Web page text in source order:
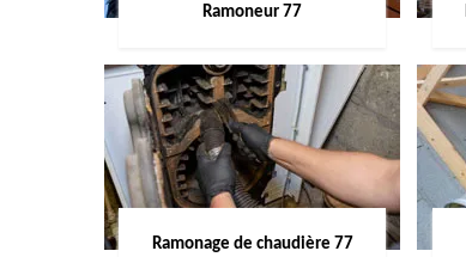
Ramoneur 77
Ramonage de chaudière 77